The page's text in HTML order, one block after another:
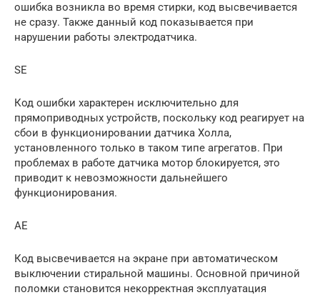
ошибка возникла во время стирки, код высвечивается
не сразу. Также данный код показывается при
нарушении работы электродатчика.
SE
Код ошибки характерен исключительно для
прямоприводных устройств, поскольку код реагирует на
сбои в функционировании датчика Холла,
установленного только в таком типе агрегатов. При
проблемах в работе датчика мотор блокируется, это
приводит к невозможности дальнейшего
функционирования.
AE
Код высвечивается на экране при автоматическом
выключении стиральной машины. Основной причиной
поломки становится некорректная эксплуатация